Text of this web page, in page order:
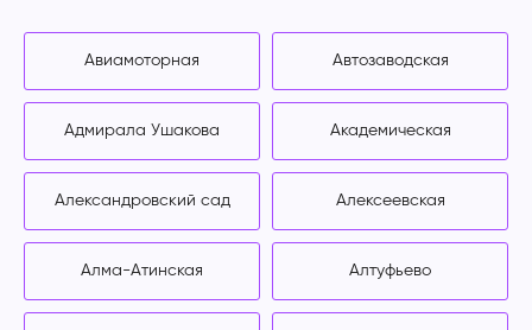
Авиамоторная Автозаводская
Адмирала Ушакова Академическая
Александровский сад Алексеевская
Алма-Атинская Алтуфьево